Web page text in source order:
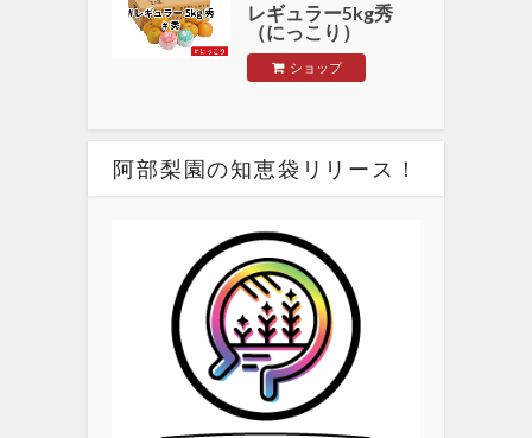
レギュラー5kg秀
（にっこり）
ショップ
阿部梨園の知恵袋リリース！